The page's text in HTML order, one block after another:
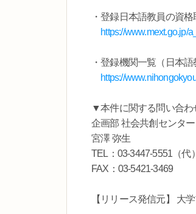
・登録日本語教員の資
https://www.mext.go.jp/
・登録機関一覧（日本
https://
▼本件に関する問い合わ
企画部 社会共創センター
宮澤 弥生
TEL：03-3447-5551（代）
FAX：03-5421-3469
【リリース発信元】 大